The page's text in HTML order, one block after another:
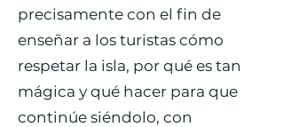
precisamente con el fin de
enseñar a los turistas cómo
respetar la isla, por qué es tan
mágica y qué hacer para que
continúe siéndolo, con